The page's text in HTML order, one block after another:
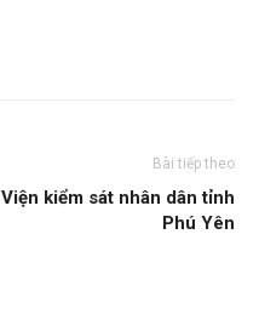
Bài tiếp theo
Viện kiểm sát nhân dân tỉnh
Phú Yên